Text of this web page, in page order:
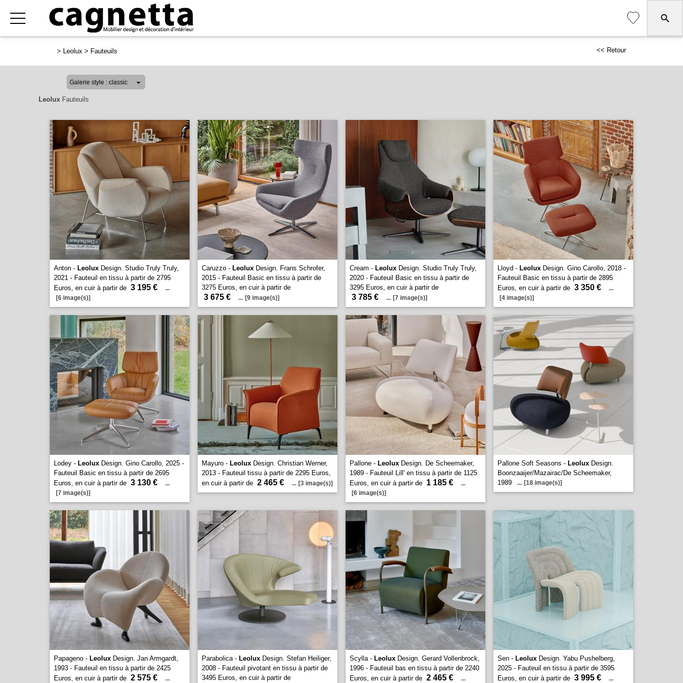
> Leolux > Fauteuils << Retour
Leolux Fauteuils
Anton - Leolux Design. Studio Truly Truly,
2021 - Fauteuil en tissu à partir de 2795
Euros, en cuir à partir de 3 195 €
...
[6 image(s)]
Caruzzo - Leolux Design. Frans Schrofer,
2015 - Fauteuil Basic en tissu à partir de
3275 Euros, en cuir à partir de
3 675 € ... [9 image(s)]
Cream - Leolux Design. Studio Truly Truly,
2020 - Fauteuil Basic en tissu à partir de
3295 Euros, en cuir à partir de
3 785 € ... [7 image(s)]
Lloyd - Leolux Design. Gino Carollo, 2018 -
Fauteuil Basic en tissu à partir de 2895
Euros, en cuir à partir de 3 350 €
...
[4 image(s)]
Lodey - Leolux Design. Gino Carollo, 2025 -
Fauteuil Basic en tissu à partir de 2695
Euros, en cuir à partir de 3 130 €
...
[7 image(s)]
Mayuro - Leolux Design. Christian Werner,
2013 - Fauteuil tissu à partir de 2295 Euros,
en cuir à partir de 2 465 € ... [3 image(s)]
Pallone - Leolux Design. De Scheemaker,
1989 - Fauteuil Lill' en tissu à partir de 1125
Euros, en cuir à partir de 1 185 €
...
[6 image(s)]
Pallone Soft Seasons - Leolux Design.
Boonzaaijer/Mazairac/De Scheemaker,
1989
... [18 image(s)]
Papageno - Leolux Design. Jan Armgardt,
1993 - Fauteuil en tissu à partir de 2425
Euros, en cuir à partir de 2 575 € ...
Parabolica - Leolux Design. Stefan Heiliger,
2008 - Fauteuil pivotant en tissu à partir de
3495 Euros, en cuir à partir de
Scylla - Leolux Design. Gerard Vollenbrock,
1996 - Fauteuil bas en tissu à partir de 2240
Euros, en cuir à partir de 2 465 € ...
Sen - Leolux Design. Yabu Pushelberg,
2025 - Fauteuil en tissu à partir de 3595
Euros, en cuir à partir de 3 995 € ...